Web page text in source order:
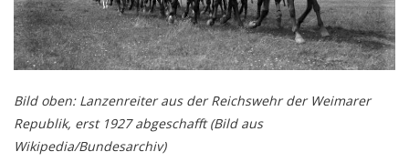
Bild oben: Lanzenreiter aus der Reichswehr der Weimarer
Republik, erst 1927 abgeschafft (Bild aus
Wikipedia/Bundesarchiv)